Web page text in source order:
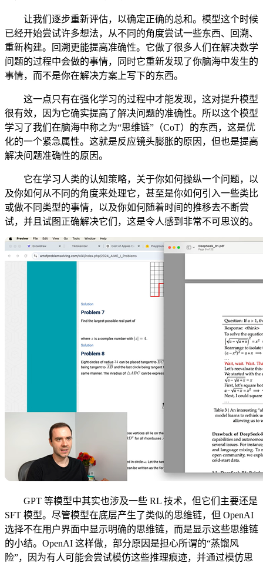
让我们逐步重新评估，以确定正确的总和。模型这个时候
已经开始尝试许多想法，从不同的角度尝试一些东西、回溯、
重新构建。回溯更能提高准确性。它做了很多人们在解决数学
问题的过程中会做的事情，同时它重新发现了你脑海中发生的
事情，而不是你在解决方案上写下的东西。
这一点只有在强化学习的过程中才能发现，这对提升模型
很有效，因为它确实提高了解决问题的准确性。所以这个模型
学习了我们在脑海中称之为“思维链”（CoT）的东西，这是优
化的一个紧急属性。这就是反应镜头膨胀的原因，但也是提高
解决问题准确性的原因。
它在学习人类的认知策略，关于你如何操纵一个问题，以
及你如何从不同的角度来处理它，甚至是你如何引入一些类比
或做不同类型的事情，以及你如何随着时间的推移去不断尝
试，并且试图正确解决它们，这是令人感到非常不可思议的。
GPT 等模型中其实也涉及一些 RL 技术，但它们主要还是
SFT 模型。尽管模型在底层产生了类似的思维链，但 OpenAI
选择不在用户界面中显示明确的思维链，而是显示这些思维链
的小结。OpenAI 这样做，部分原因是担心所谓的“蒸馏风
险”，因为有人可能会尝试模仿这些推理痕迹，并通过模仿思